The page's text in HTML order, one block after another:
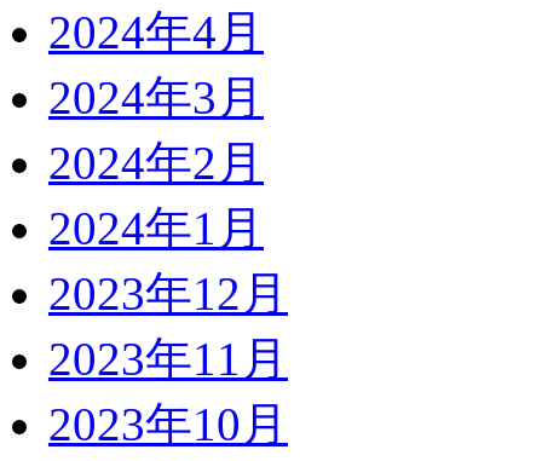
2024年4月
2024年3月
2024年2月
2024年1月
2023年12月
2023年11月
2023年10月